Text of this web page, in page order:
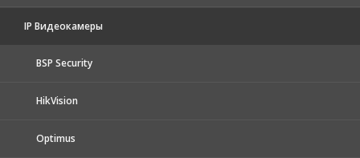
IP Видеокамеры
BSP Security
HikVision
Optimus